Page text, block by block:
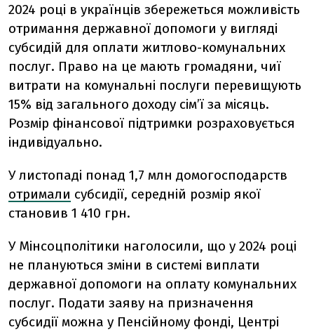
2024 році в українців збережеться можливість
отримання державної допомоги у вигляді
субсидій для оплати житлово-комунальних
послуг. Право на це мають громадяни, чиї
витрати на комунальні послуги перевищують
15% від загального доходу сім’ї за місяць.
Розмір фінансової підтримки розраховується
індивідуально.
У листопаді понад 1,7 млн домогосподарств
отримали субсидії, середній розмір якої
становив 1 410 грн.
У Мінсоцполітики наголосили, що у 2024 році
не плануються зміни в системі виплати
державної допомоги на оплату комунальних
послуг. Подати заяву на призначення
субсидії можна у Пенсійному фонді, Центрі